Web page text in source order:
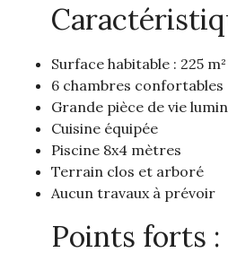
Surface habitable : 225 m²
6 chambres confortables
Grande pièce de vie
Cuisine équipée
Piscine 8x4 mètres
Terrain clos et arboré
Aucun travaux à prévoir
Points forts :